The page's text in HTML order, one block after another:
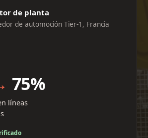
de planta
de automoción Tier-1, Francia
75%
líneas